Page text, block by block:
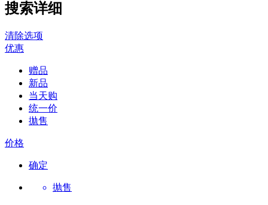
搜索详细
清除选项
优惠
赠品
新品
当天购
统一价
拋售
价格
确定
抛售